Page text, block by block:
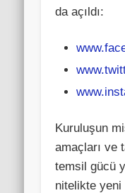
da açıldı:
Kuruluşun
amaçları ve
temsil gücü
nitelikte yeni